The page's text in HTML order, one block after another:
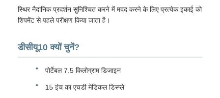
स्थिर नैदानिक प्रदर्शन सुनिश्चित करने में मदद करने के लिए प्रत्येक इकाई को
शिपमेंट से पहले परीक्षण किया जाता है।
डीसीयू10 क्यों चुनें?
पोर्टेबल 7.5 किलोग्राम डिजाइन
15 इंच का एचडी मेडिकल डिस्प्ले